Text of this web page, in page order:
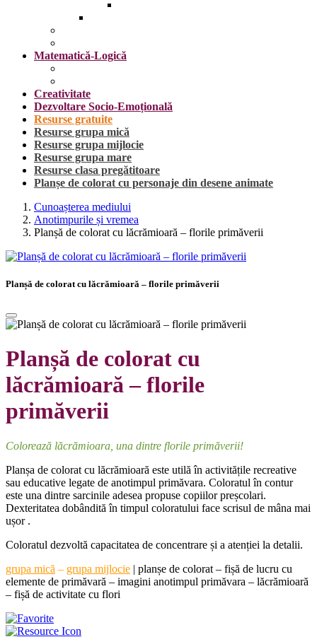
Matematică-Logică
Creativitate
Dezvoltare Socio-Emoțională
Resurse gratuite
Resurse grupa mică
Resurse grupa mijlocie
Resurse grupa mare
Resurse clasa pregătitoare
Planșe de colorat cu personaje din desene animate
Cunoașterea mediului
Anotimpurile și vremea
Planșă de colorat cu lăcrămioară – florile primăverii
Planșă de colorat cu lăcrămioară – florile primăverii
Planșă de colorat cu
lăcrămioară – florile
primăverii
Colorează lăcrămioara, una dintre florile primăverii!
Planșa de colorat cu lăcrămioară este utilă în activitățile recreative
sau educative legate de anotimpul primăvara. Coloratul în contur
este una dintre sarcinile adesea propuse copiilor preșcolari.
Dexteritatea dobândită în timpul coloratului face scrisul de mâna mai
ușor .
Coloratul dezvoltă capacitatea de concentrare și a atenției la detalii.
grupa mică – grupa mijlocie | planșe de colorat – fișă de lucru cu
elemente de primăvară – imagini anotimpul primăvara – lăcrămioară
– fișă de activitate cu flori